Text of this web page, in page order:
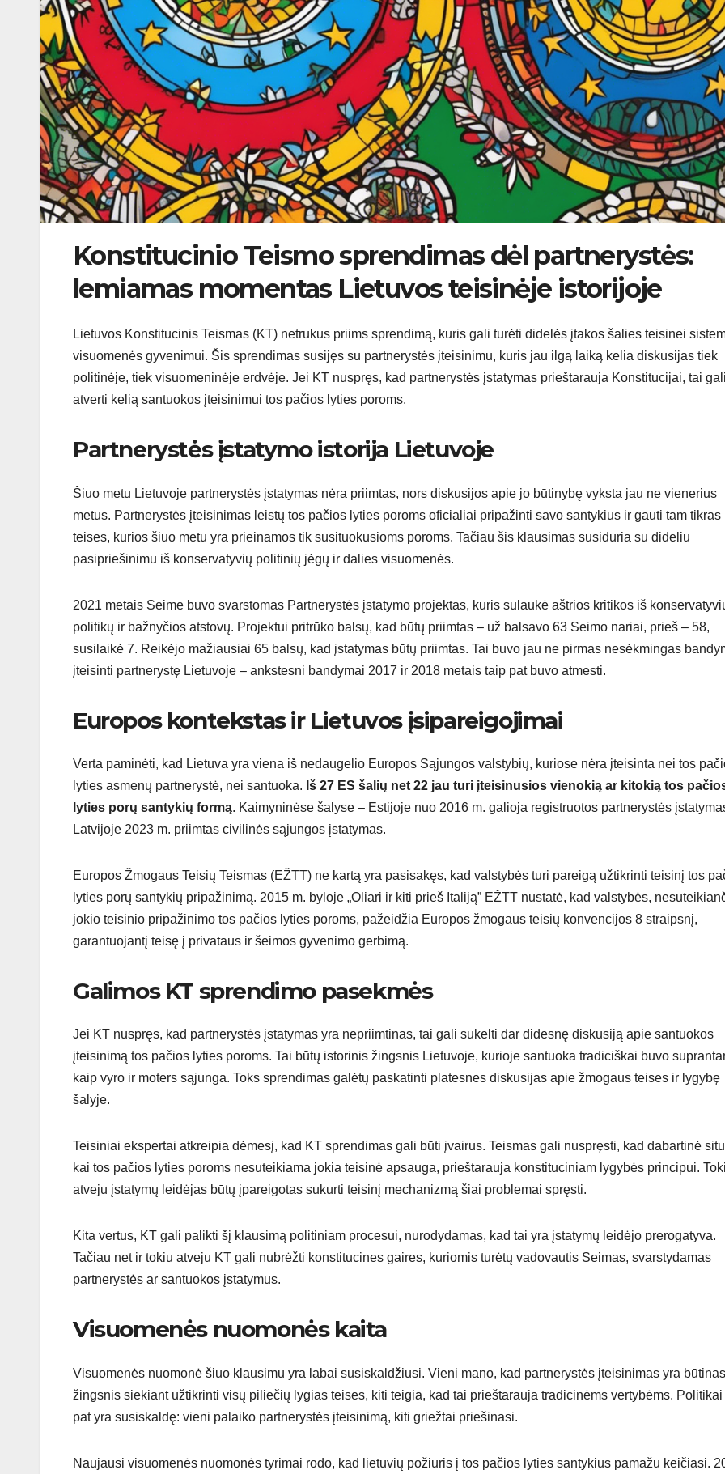
Konstitucinio Teismo sprendimas dėl partnerystės:
lemiamas momentas Lietuvos teisinėje istorijoje
Lietuvos Konstitucinis Teismas (KT) netrukus priims sprendimą, kuris gali turėti didelės įtakos šalies teisinei
visuomenės gyvenimui. Šis sprendimas susijęs su partnerystės įteisinimu, kuris jau ilgą laiką kelia diskusijas tiek
politinėje, tiek visuomeninėje erdvėje. Jei KT nuspręs, kad partnerystės įstatymas prieštarauja Konstitucijai, tai gali
atverti kelią santuokos įteisinimui tos pačios lyties poroms.
Partnerystės įstatymo istorija Lietuvoje
Šiuo metu Lietuvoje partnerystės įstatymas nėra priimtas, nors diskusijos apie jo būtinybę vyksta jau ne vienerius
metus. Partnerystės įteisinimas leistų tos pačios lyties poroms oficialiai pripažinti savo santykius ir gauti tam tikras
teises, kurios šiuo metu yra prieinamos tik susituokusioms poroms. Tačiau šis klausimas susiduria su dideliu
pasipriešinimu iš konservatyvių politinių jėgų ir dalies visuomenės.
2021 metais Seime buvo svarstomas Partnerystės įstatymo projektas, kuris sulaukė aštrios kritikos iš
politikų ir bažnyčios atstovų. Projektui pritrūko balsų, kad būtų priimtas – už balsavo 63 Seimo nariai, prieš – 58,
susilaikė 7. Reikėjo mažiausiai 65 balsų, kad įstatymas būtų priimtas. Tai buvo jau ne pirmas nesėkmingas
įteisinti partnerystę Lietuvoje – ankstesni bandymai 2017 ir 2018 metais taip pat buvo atmesti.
Europos kontekstas ir Lietuvos įsipareigojimai
Verta paminėti, kad Lietuva yra viena iš nedaugelio Europos Sąjungos valstybių, kuriose nėra įteisinta nei tos
lyties asmenų partnerystė, nei santuoka. Iš 27 ES šalių net 22 jau turi įteisinusios vienokią ar kitokią tos
lyties porų santykių formą. Kaimyninėse šalyse – Estijoje nuo 2016 m. galioja registruotos partnerystės
Latvijoje 2023 m. priimtas civilinės sąjungos įstatymas.
Europos Žmogaus Teisių Teismas (EŽTT) ne kartą yra pasisakęs, kad valstybės turi pareigą užtikrinti teisinį tos
lyties porų santykių pripažinimą. 2015 m. byloje „Oliari ir kiti prieš Italiją” EŽTT nustatė, kad valstybės,
jokio teisinio pripažinimo tos pačios lyties poroms, pažeidžia Europos žmogaus teisių konvencijos 8 straipsnį,
garantuojantį teisę į privataus ir šeimos gyvenimo gerbimą.
Galimos KT sprendimo pasekmės
Jei KT nuspręs, kad partnerystės įstatymas yra nepriimtinas, tai gali sukelti dar didesnę diskusiją apie santuokos
įteisinimą tos pačios lyties poroms. Tai būtų istorinis žingsnis Lietuvoje, kurioje santuoka tradiciškai buvo
kaip vyro ir moters sąjunga. Toks sprendimas galėtų paskatinti platesnes diskusijas apie žmogaus teises ir lygybę
šalyje.
Teisiniai ekspertai atkreipia dėmesį, kad KT sprendimas gali būti įvairus. Teismas gali nuspręsti, kad dabartinė
kai tos pačios lyties poroms nesuteikiama jokia teisinė apsauga, prieštarauja konstituciniam lygybės principui.
atveju įstatymų leidėjas būtų įpareigotas sukurti teisinį mechanizmą šiai problemai spręsti.
Kita vertus, KT gali palikti šį klausimą politiniam procesui, nurodydamas, kad tai yra įstatymų leidėjo prerogatyva.
Tačiau net ir tokiu atveju KT gali nubrėžti konstitucines gaires, kuriomis turėtų vadovautis Seimas, svarstydamas
partnerystės ar santuokos įstatymus.
Visuomenės nuomonės kaita
Visuomenės nuomonė šiuo klausimu yra labai susiskaldžiusi. Vieni mano, kad partnerystės įteisinimas yra būtinas
žingsnis siekiant užtikrinti visų piliečių lygias teises, kiti teigia, kad tai prieštarauja tradicinėms vertybėms. Politikai
pat yra susiskaldę: vieni palaiko partnerystės įteisinimą, kiti griežtai priešinasi.
Naujausi visuomenės nuomonės tyrimai rodo, kad lietuvių požiūris į tos pačios lyties santykius pamažu keičiasi.